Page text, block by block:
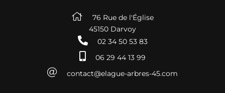
76 Rue de l'Église
45150 Darvoy
02 34 50 53 83
06 29 44 13 99
contact@elague-arbres-45.com